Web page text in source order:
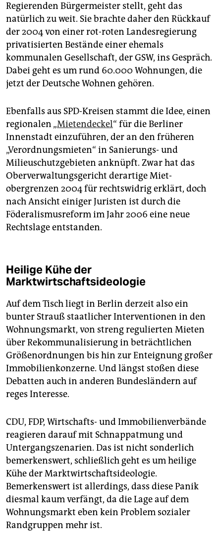
Regierenden Bürgermeister stellt, geht das
natürlich zu weit. Sie brachte daher den Rückkauf
der 2004 von einer rot-roten Landesregierung
privatisierten Bestände einer ehemals
kommunalen Gesellschaft, der GSW, ins Gespräch.
Dabei geht es um rund 60.000 Wohnungen, die
jetzt der Deutsche Wohnen gehören.
Ebenfalls aus SPD-Kreisen stammt die Idee, einen
regionalen „Mietendeckel“ für die Berliner
Innenstadt einzuführen, der an den früheren
„Verordnungsmieten“ in Sanierungs- und
Milieuschutzgebieten anknüpft. Zwar hat das
Oberverwaltungsgericht derartige Miet­
obergrenzen 2004 für rechtswidrig erklärt, doch
nach Ansicht einiger Juristen ist durch die
Föderalismusreform im Jahr 2006 eine neue
Rechtslage entstanden.
Heilige Kühe der
Marktwirtschaftsideologie
Auf dem Tisch liegt in Berlin derzeit also ein
bunter Strauß staatlicher Interventionen in den
Wohnungsmarkt, von streng regulierten Mieten
über Rekommunalisierung in beträchtlichen
Größenordnungen bis hin zur Enteignung großer
Immobilienkonzerne. Und längst stoßen diese
Debatten auch in anderen Bundesländern auf
reges Interesse.
CDU, FDP, Wirtschafts- und Immobilienverbände
reagieren darauf mit Schnappatmung und
Untergangszenarien. Das ist nicht sonderlich
bemerkenswert, schließlich geht es um heilige
Kühe der Marktwirtschaftsideologie.
Bemerkenswert ist allerdings, dass diese Panik
diesmal kaum verfängt, da die Lage auf dem
Wohnungsmarkt eben kein Problem sozialer
Randgruppen mehr ist.